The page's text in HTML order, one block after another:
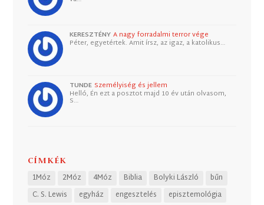
KERESZTÉNY A nagy forradalmi terror vége
Péter, egyetértek. Amit írsz, az igaz, a katolikus…
TUNDE Személyiség és jellem
Helló, Én ezt a posztot majd 10 év után olvasom,
S…
CÍMKÉK
1Móz 2Móz 4Móz Biblia Bolyki László
bűn
C. S. Lewis
egyház engesztelés
episztemológia